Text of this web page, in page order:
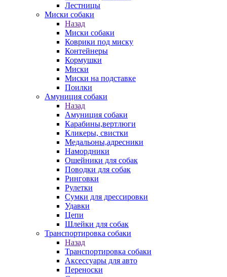
Лестницы
Миски собаки
Назад
Миски собаки
Коврики под миску
Контейнеры
Кормушки
Миски
Миски на подставке
Поилки
Амуниция собаки
Назад
Амуниция собаки
Карабины,вертлюги
Кликеры, свистки
Медальоны,адресники
Намордники
Ошейники для собак
Поводки для собак
Ринговки
Рулетки
Сумки для дрессировки
Удавки
Цепи
Шлейки для собак
Транспортировка собаки
Назад
Транспортировка собаки
Аксессуары для авто
Переноски